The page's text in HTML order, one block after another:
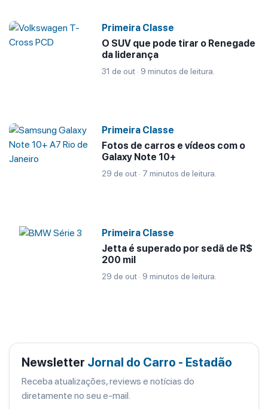
Primeira Classe
O SUV que pode tirar o Renegade
da liderança
31 de out · 9 minutos de leitura.
Primeira Classe
Fotos de carros e vídeos com o
Galaxy Note 10+
29 de out · 7 minutos de leitura.
Primeira Classe
Jetta é superado por sedã de R$
200 mil
29 de out · 9 minutos de leitura.
Newsletter Jornal do Carro - Estadão
Receba atualizações, reviews e notícias do
diretamente no seu e-mail.